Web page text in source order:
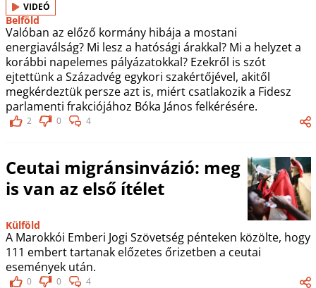
VIDEÓ
Belföld
Valóban az előző kormány hibája a mostani
energiaválság? Mi lesz a hatósági árakkal? Mi a helyzet a
korábbi napelemes pályázatokkal? Ezekről is szót
ejtettünk a Századvég egykori szakértőjével, akitől
megkérdeztük persze azt is, miért csatlakozik a Fidesz
parlamenti frakciójához Bóka János felkérésére.
2 0 4
Ceutai migránsinvázió: meg
is van az első ítélet
Külföld
A Marokkói Emberi Jogi Szövetség pénteken közölte, hogy
111 embert tartanak előzetes őrizetben a ceutai
események után.
0 0 4